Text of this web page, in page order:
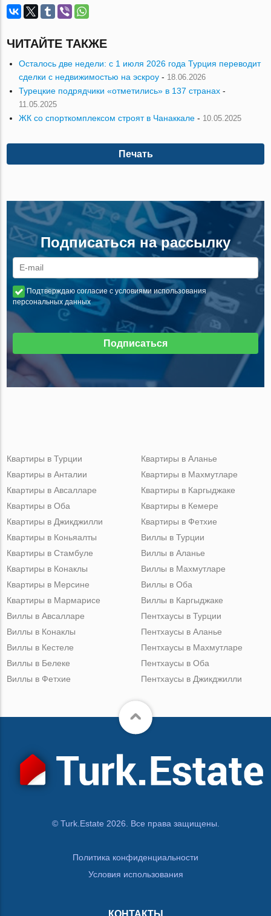
ЧИТАЙТЕ ТАКЖЕ
Осталось две недели: с 1 июля 2026 года Турция переводит
сделки с недвижимостью на эскроу - 18.06.2026
Турецкие подрядчики «отметились» в 137 странах -
11.05.2025
ЖК со спорткомплексом строят в Чанаккале - 10.05.2025
Печать
Подписаться на рассылку
Подтверждаю согласие с условиями использования
персональных данных
Подписаться
Квартиры в Турции
Квартиры в Анталии
Квартиры в Авсалларе
Квартиры в Оба
Квартиры в Джикджилли
Квартиры в Аланье
Квартиры в Махмутларе
Квартиры в Каргыджаке
Квартиры в Кемере
Квартиры в Фетхие
Квартиры в Коньяалты
Квартиры в Стамбуле
Квартиры в Конаклы
Квартиры в Мерсине
Квартиры в Мармарисе
Виллы в Турции
Виллы в Аланье
Виллы в Махмутларе
Виллы в Оба
Виллы в Каргыджаке
Виллы в Авсалларе
Виллы в Конаклы
Виллы в Кестеле
Виллы в Белеке
Виллы в Фетхие
Пентхаусы в Турции
Пентхаусы в Аланье
Пентхаусы в Махмутларе
Пентхаусы в Оба
Пентхаусы в Джикджилли
© Turk.Estate 2026. Все права защищены.
Политика конфиденциальности
Условия использования
КОНТАКТЫ